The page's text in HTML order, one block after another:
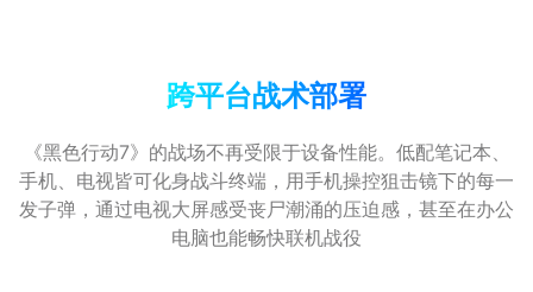
跨平台战术部署
《黑色行动7》的战场不再受限于设备性能。低配笔记本、
手机、电视皆可化身战斗终端，用手机操控狙击镜下的每一
发子弹，通过电视大屏感受丧尸潮涌的压迫感，甚至在办公
电脑也能畅快联机战役